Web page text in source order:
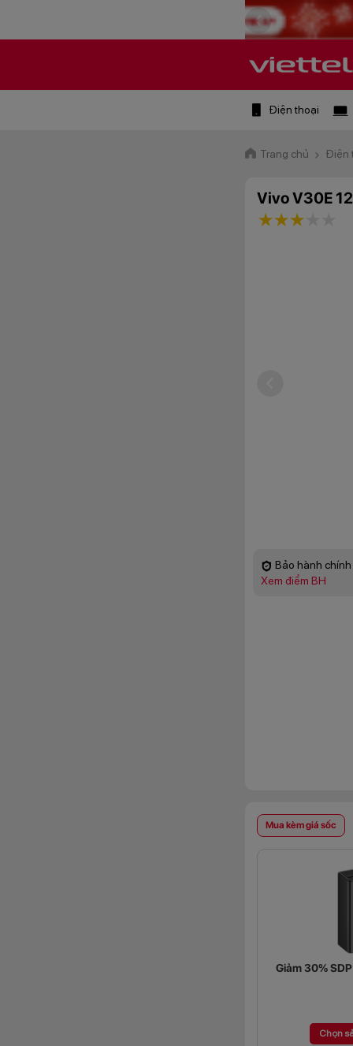
Điện thoại
Trang chủ Điện
Vivo V30E
2 stars
1 star
Bảo hành
Xem điểm BH
Mua kèm giá sốc
Giảm 30%
Chọn